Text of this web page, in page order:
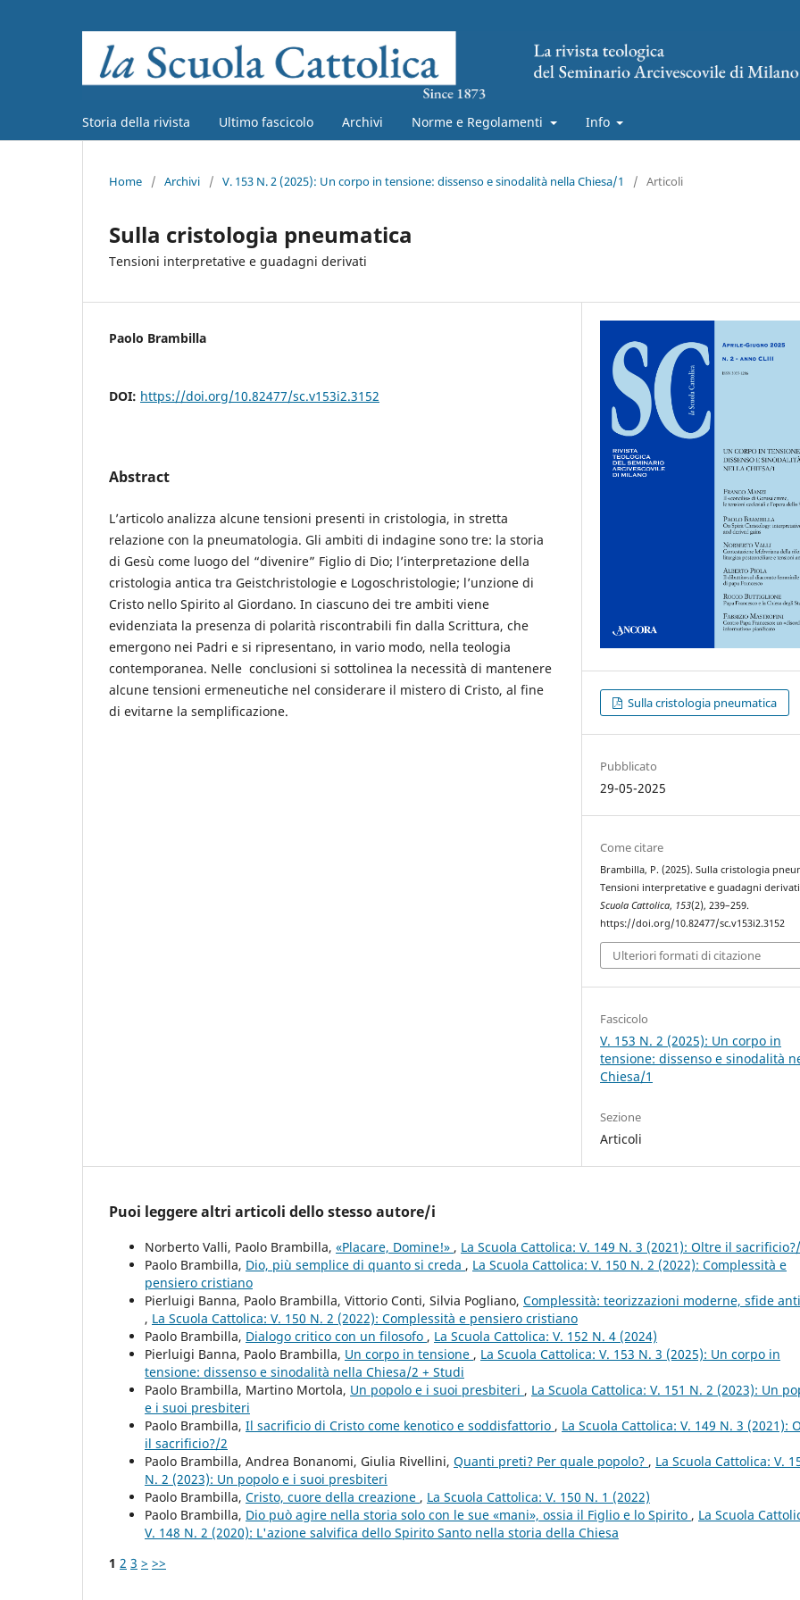
Storia della rivista Ultimo fascicolo Archivi Norme e Regolamenti Info
Home / Archivi / V. 153 N. 2 (2025): Un corpo in tensione: dissenso e sinodalità nella Chiesa/1 / Articoli
Sulla cristologia pneumatica
Tensioni interpretative e guadagni derivati
Paolo Brambilla
DOI: https://doi.org/10.82477/sc.v153i2.3152
Abstract
L’articolo analizza alcune tensioni presenti in cristologia, in stretta
relazione con la pneumatologia. Gli ambiti di indagine sono tre: la storia
di Gesù come luogo del “divenire” Figlio di Dio; l’interpretazione della
cristologia antica tra Geistchristologie e Logoschristologie; l’unzione di
Cristo nello Spirito al Giordano. In ciascuno dei tre ambiti viene
evidenziata la presenza di polarità riscontrabili fin dalla Scrittura, che
emergono nei Padri e si ripresentano, in vario modo, nella teologia
contemporanea. Nelle conclusioni si sottolinea la necessità di mantenere
alcune tensioni ermeneutiche nel considerare il mistero di Cristo, al fine
di evitarne la semplificazione.
Sulla cristologia pneumatica
Pubblicato
29-05-2025
Come citare
Brambilla, P. (2025). Sulla cristologia
Tensioni interpretative e guadagni
Scuola Cattolica, 153(2), 239–259.
https://doi.org/10.82477/sc.v153i2.3152
Ulteriori formati di citazione
Fascicolo
V. 153 N. 2 (2025): Un corpo in
tensione: dissenso e sinodalità
Chiesa/1
Sezione
Articoli
Puoi leggere altri articoli dello stesso autore/i
Norberto Valli, Paolo Brambilla, «Placare, Domine!» , La Scuola Cattolica: V. 149 N. 3 (2021): Oltre il
Paolo Brambilla, Dio, più semplice di quanto si creda , La Scuola Cattolica: V. 150 N. 2 (2022): Complessità e
pensiero cristiano
Pierluigi Banna, Paolo Brambilla, Vittorio Conti, Silvia Pogliano, Complessità: teorizzazioni moderne, sfide
, La Scuola Cattolica: V. 150 N. 2 (2022): Complessità e pensiero cristiano
Paolo Brambilla, Dialogo critico con un filosofo , La Scuola Cattolica: V. 152 N. 4 (2024)
Pierluigi Banna, Paolo Brambilla, Un corpo in tensione , La Scuola Cattolica: V. 153 N. 3 (2025): Un corpo in
tensione: dissenso e sinodalità nella Chiesa/2 + Studi
Paolo Brambilla, Martino Mortola, Un popolo e i suoi presbiteri , La Scuola Cattolica: V. 151 N. 2 (2023): Un
e i suoi presbiteri
Paolo Brambilla, Il sacrificio di Cristo come kenotico e soddisfattorio , La Scuola Cattolica: V. 149 N. 3 (2021):
il sacrificio?/2
Paolo Brambilla, Andrea Bonanomi, Giulia Rivellini, Quanti preti? Per quale popolo? , La Scuola Cattolica: V.
N. 2 (2023): Un popolo e i suoi presbiteri
Paolo Brambilla, Cristo, cuore della creazione , La Scuola Cattolica: V. 150 N. 1 (2022)
Paolo Brambilla, Dio può agire nella storia solo con le sue «mani», ossia il Figlio e lo Spirito , La Scuola
V. 148 N. 2 (2020): L'azione salvifica dello Spirito Santo nella storia della Chiesa
1 2 3 > >>